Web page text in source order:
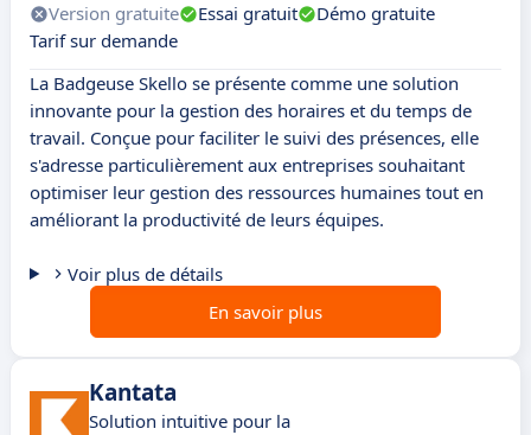
Version gratuite Essai gratuit
Démo gratuite
Tarif sur demande
La Badgeuse Skello se présente comme une solution
innovante pour la gestion des horaires et du temps de
travail. Conçue pour faciliter le suivi des présences, elle
s'adresse particulièrement aux entreprises souhaitant
optimiser leur gestion des ressources humaines tout en
améliorant la productivité de leurs équipes.
Voir plus de détails
En savoir plus
Kantata
Solution intuitive pour la